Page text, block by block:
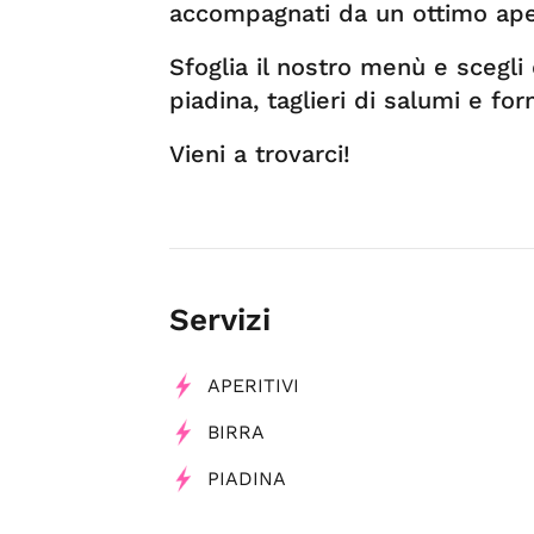
accompagnati da un ottimo
Sfoglia il nostro menù e
piadina, taglieri di salumi e
Vieni a trovarci!
Servizi
APERITIVI
BIRRA
PIADINA